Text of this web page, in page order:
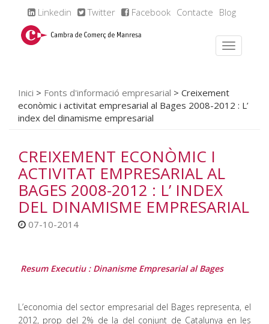
Linkedin Twitter Facebook Contacte Blog
Inici > Fonts d'informació empresarial > Creixement
econòmic i activitat empresarial al Bages 2008-2012 : L’
index del dinamisme empresarial
CREIXEMENT ECONÒMIC I
ACTIVITAT EMPRESARIAL AL
BAGES 2008-2012 : L’ INDEX
DEL DINAMISME EMPRESARIAL
07-10-2014
Resum Executiu : Dinanisme Empresarial al Bages
L’economia del sector empresarial del Bages representa, el
2012, prop del 2% de la del conjunt de Catalunya en les